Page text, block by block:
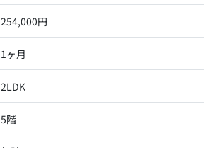
254,000円
1ヶ月
2LDK
5階